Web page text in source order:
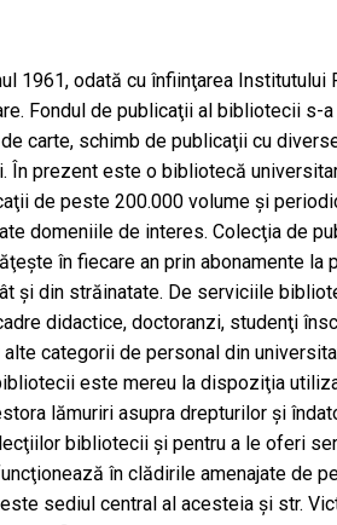
1961, odată cu înfiinţarea Institutului
Fondul de publicaţii al bibliotecii s-
carte, schimb de publicaţii cu
În prezent este o bibliotecă
de peste 200.000 volume şi
domeniile de interes. Colecţia de
în fiecare an prin abonamente la
şi din străinatate. De serviciile
didactice, doctoranzi, studenţi
categorii de personal din
este mereu la dispoziţia
lămuriri asupra drepturilor şi
bibliotecii şi pentru a le oferi
în clădirile amenajate de
sediul central al acesteia şi str.